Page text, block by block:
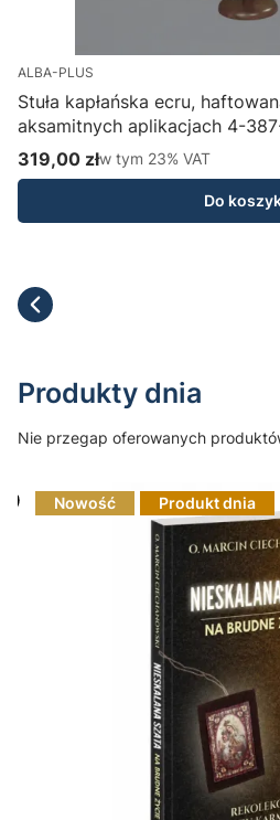
ALBA-PLUS
Stuła kapłańska ecru,
aksamitnych aplikacjach 4-
Cena brutto
319,00 złw tym %s VAT
w tym 23% VAT
Do
Produkty dnia
Nie przegap oferowanych
Nowość Produkt dnia